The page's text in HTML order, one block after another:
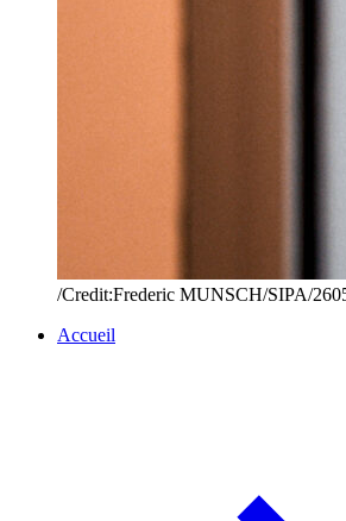
/Credit:Frederic MUNSCH/SIPA/
Accueil